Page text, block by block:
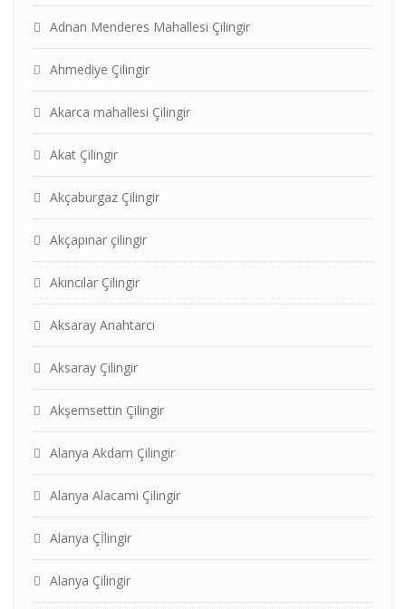
Adnan Menderes Mahallesi Çilingir
Ahmediye Çilingir
Akarca mahallesi Çilingir
Akat Çilingir
Akçaburgaz Çilingir
Akçapınar çilingir
Akıncılar Çilingir
Aksaray Anahtarcı
Aksaray Çilingir
Akşemsettin Çilingir
Alanya Akdam Çilingir
Alanya Alacami Çilingir
Alanya Çİlingir
Alanya Çilingir